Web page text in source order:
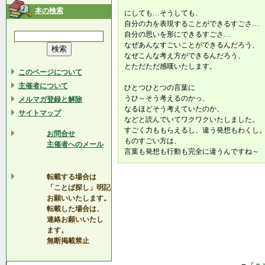
本の検索
このページについて
主催者について
メルマガ登録と解除
サイトマップ
お問合せ
主催者へのメール
転載する場合は
「ことば探し」明記
お願いいたします。
転載した場合は、
連絡お願いいたし
ます。
無断掲載禁止
にしても…そうしても、
自分の力を表現することができるすごさ…
自分の思いを形にできるすごさ…
なぜあんなすごいことができるんだろう、
なぜこんな考え方ができるんだろう、
とただただ感嘆いたします。
ひとつひとつの言葉に
うひ～そう考えるのかっ、
なるほどそう考えていたのか、
などと読んでいてワクワクいたしました。
すごく力ももらえるし、違う発想もわくし
ものすごい方は、
言葉も発想も行動も完全に違うんですね～